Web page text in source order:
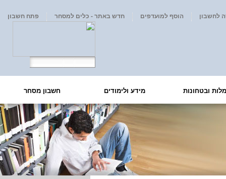
לחשבון הוסף למועדפים חדש באתר - כלים למסחר פתח חשבון
ובטחונות מידע ולימודים חשבון מסחר